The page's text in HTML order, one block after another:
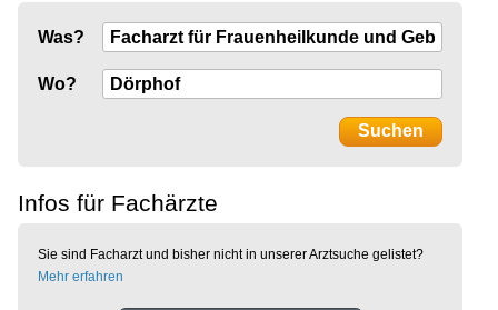
Was?
Wo?
Infos für Fachärzte
Sie sind Facharzt und bisher nicht in unserer Arztsuche gelistet?
Mehr erfahren